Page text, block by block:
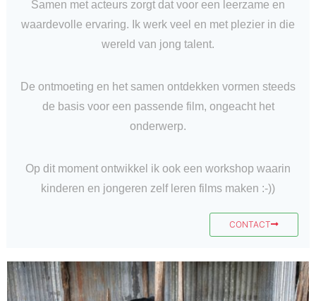
Samen met acteurs zorgt dat voor een leerzame en
waardevolle ervaring. Ik werk veel en met plezier in die
wereld van jong talent.
De ontmoeting en het samen ontdekken vormen steeds
de basis voor een passende film, ongeacht het
onderwerp.
Op dit moment ontwikkel ik ook een workshop waarin
kinderen en jongeren zelf leren films maken :-))
CONTACT